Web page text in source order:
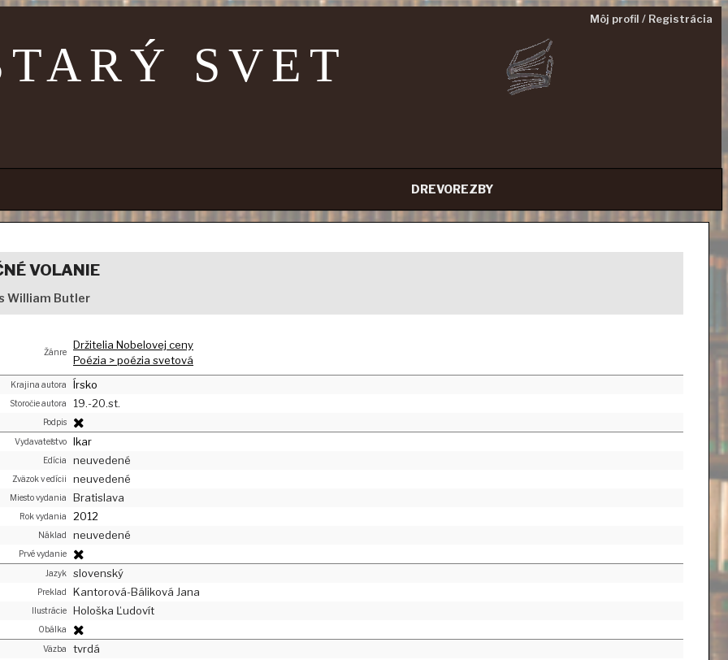
Môj profil / Registrácia
SVET
DREVOREZBY
VOLANIE
William Butler
Žánre
Držitelia Nobelovej ceny
Poézia > poézia svetová
Krajina autora Írsko
Storočie autora 19.-20.st.
Podpis
Vydavateľstvo
Ikar
Edícia neuvedené
Zväzok v edícii neuvedené
Miesto vydania Bratislava
Rok vydania 2012
Náklad neuvedené
Prvé vydanie
Jazyk
slovenský
Preklad Kantorová-Báliková Jana
Ilustrácie Hološka Ľudovít
Obálka
Väzba
tvrdá